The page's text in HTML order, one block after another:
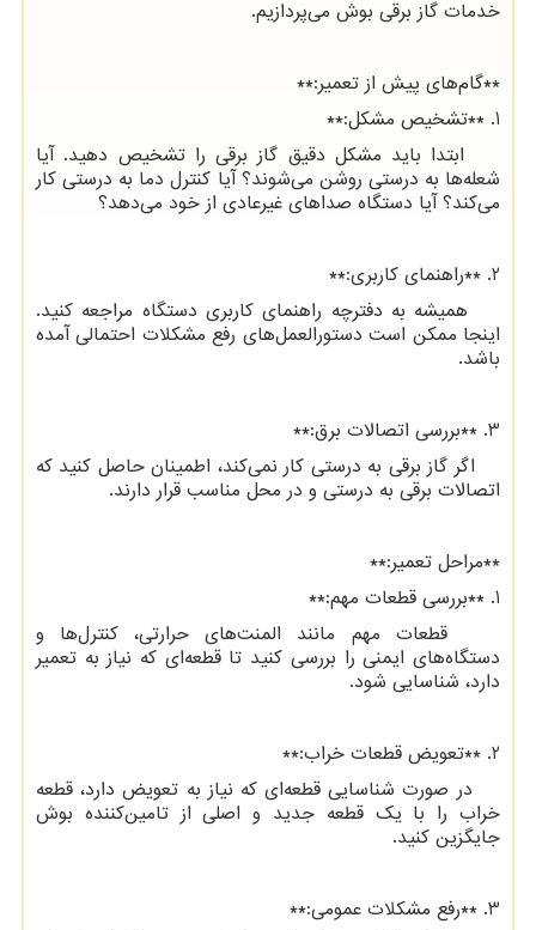
خدمات گاز برقی بوش می‌پردازیم.
**گام‌های پیش از تعمیر:**
1. **تشخیص مشکل:**
ابتدا باید مشکل دقیق گاز برقی را تشخیص دهید. آیا
شعله‌ها به درستی روشن می‌شوند؟ آیا کنترل دما به درستی کار
می‌کند؟ آیا دستگاه صداهای غیرعادی از خود می‌دهد؟
2. **راهنمای کاربری:**
همیشه به دفترچه راهنمای کاربری دستگاه مراجعه کنید.
اینجا ممکن است دستورالعمل‌های رفع مشکلات احتمالی آمده
باشد.
3. **بررسی اتصالات برق:**
اگر گاز برقی به درستی کار نمی‌کند، اطمینان حاصل کنید که
اتصالات برقی به درستی و در محل مناسب قرار دارند.
**مراحل تعمیر:**
1. **بررسی قطعات مهم:**
قطعات مهم مانند المنت‌های حرارتی، کنترل‌ها و
دستگاه‌های ایمنی را بررسی کنید تا قطعه‌ای که نیاز به تعمیر
دارد، شناسایی شود.
2. **تعویض قطعات خراب:**
در صورت شناسایی قطعه‌ای که نیاز به تعویض دارد، قطعه
خراب را با یک قطعه جدید و اصلی از تامین‌کننده بوش
جایگزین کنید.
3. **رفع مشکلات عمومی:**